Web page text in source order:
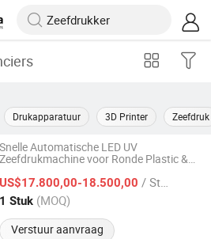
Drukapparatuur 3D Printer Zeefdruk
Snelle Automatische LED UV
Zeefdrukmachine voor Ronde Plastic &
US$17.800,00-18.500,00 / Stuk
1 Stuk (MOQ)
Verstuur aanvraag
EQUIPMENT LTD
Sinds 2008